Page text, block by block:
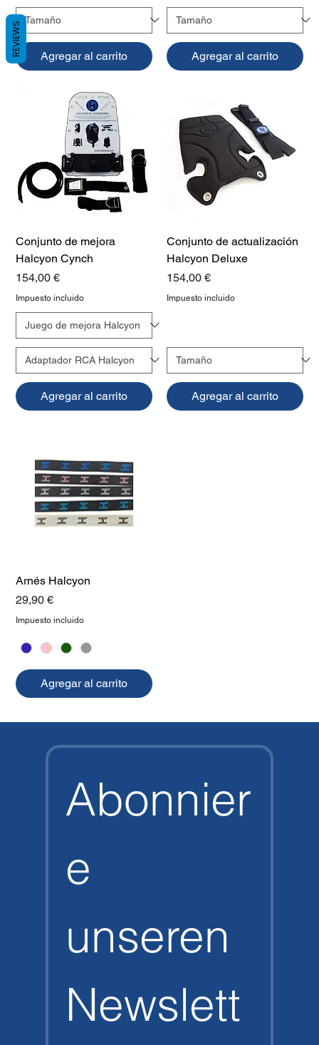
Agregar al carrito Agregar al carrito
Conjunto de mejora
Halcyon Cynch
Precio
154,00 €
Impuesto incluido
Agregar al carrito
Conjunto de actualización
Halcyon Deluxe
Precio
154,00 €
Impuesto incluido
Agregar al carrito
Arnés Halcyon
Precio
29,90 €
Impuesto incluido
Agregar al carrito
Abonnier
e
unseren
Newslett
REVIEWS